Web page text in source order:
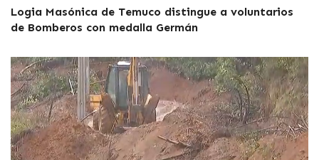
Logia Masónica de Temuco distingue a voluntarios
de Bomberos con medalla Germán